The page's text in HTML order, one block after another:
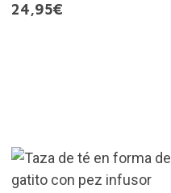
24,95€